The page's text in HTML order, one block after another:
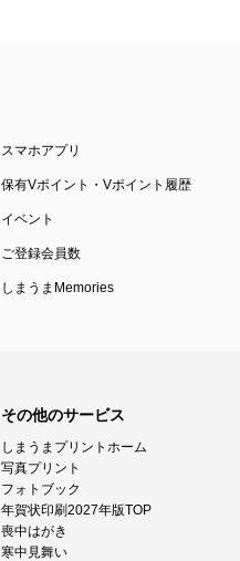
スマホアプリ
保有Vポイント・Vポイント履歴
イベント
ご登録会員数
しまうまMemories
その他のサービス
しまうまプリントホーム
写真プリント
フォトブック
年賀状印刷2027年版TOP
喪中はがき
寒中見舞い